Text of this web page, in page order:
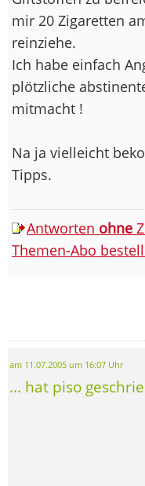
mir 20 Zigaretten
reinziehe.
Ich habe einfach
plötzliche
mitmacht !
Na ja vielleicht
Tipps.
Antworten ohne
Themen-Abo
am 11.07.2005 um 16:07 Uhr
... hat piso